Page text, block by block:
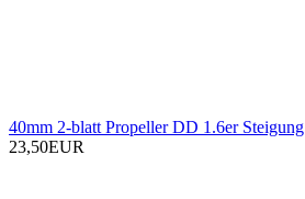
40mm 2-blatt Propeller DD 1.6er Steigung
23,50EUR